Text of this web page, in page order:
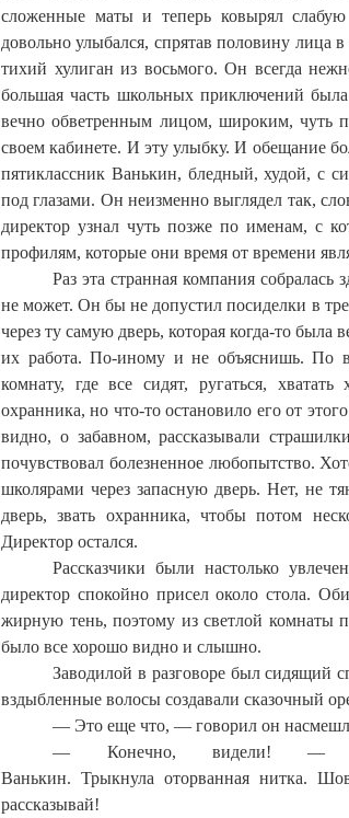
сложенные маты и теперь ковырял
довольно улыбался, спрятав половину лица
тихий хулиган из восьмого. Он всегда
большая часть школьных приключений
вечно обветренным лицом, широким, чуть
своем кабинете. И эту улыбку. И обещание
пятиклассник Ванькин, бледный, худой, с
под глазами. Он неизменно выглядел так,
директор узнал чуть позже по именам, с
профилям, которые они время от времени
Раз эта странная компания
не может. Он бы не допустил посиделки в
через ту самую дверь, которая когда-то была
их работа. По-иному и не объяснишь. По
комнату, где все сидят, ругаться,
охранника, но что-то остановило его от
видно, о забавном, рассказывали
почувствовал болезненное любопытство.
школярами через запасную дверь. Нет, не
дверь, звать охранника, чтобы потом
Директор остался.
Рассказчики были настолько
директор спокойно присел около стола.
жирную тень, поэтому из светлой комнаты
было все хорошо видно и слышно.
Заводилой в разговоре был сидящий
вздыбленные волосы создавали сказочный
— Это еще что, — говорил он
— Конечно, видели! —
Ванькин.Трыкнула оторванная нитка.
рассказывай!